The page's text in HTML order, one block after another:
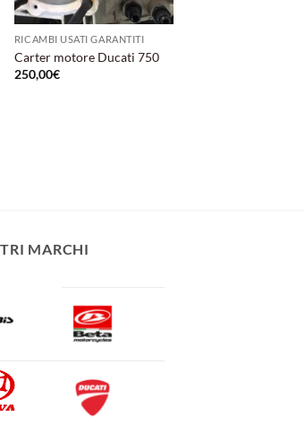
RICAMBI USATI GARANTITI
Carter motore Ducati 750
250,00€
MARCHI